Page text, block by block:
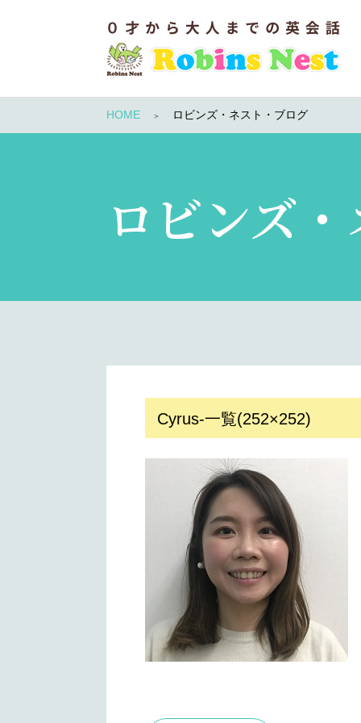
HOME ロビンズ・ネスト・ブログ
ロビンズ
Cyrus-一覧(252×252)